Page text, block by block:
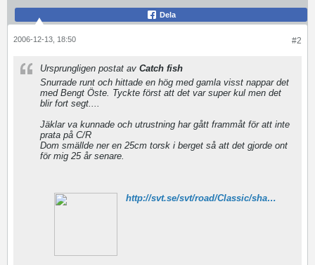
Dela
#2
2006-12-13, 18:50
Ursprungligen postat av Catch fish
Snurrade runt och hittade en hög med gamla visst nappar det
med Bengt Öste. Tyckte först att det var super kul men det
blir fort segt....
Jäklar va kunnade och utrustning har gått frammåt för att inte
prata på C/R
Dom smällde ner en 25cm torsk i berget så att det gjorde ont
för mig 25 år senare.
http://svt.se/svt/road/Classic/shared/mediacenter/player.jsp?d=39469&a=421549